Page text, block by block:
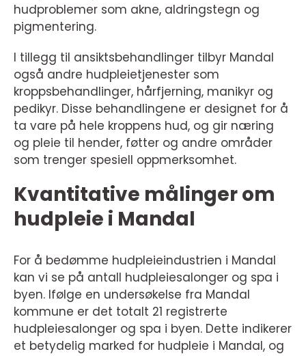
hudproblemer som akne, aldringstegn og
pigmentering.
I tillegg til ansiktsbehandlinger tilbyr Mandal
også andre hudpleietjenester som
kroppsbehandlinger, hårfjerning, manikyr og
pedikyr. Disse behandlingene er designet for å
ta vare på hele kroppens hud, og gir næring
og pleie til hender, føtter og andre områder
som trenger spesiell oppmerksomhet.
Kvantitative målinger om
hudpleie i Mandal
For å bedømme hudpleieindustrien i Mandal
kan vi se på antall hudpleiesalonger og spa i
byen. Ifølge en undersøkelse fra Mandal
kommune er det totalt 21 registrerte
hudpleiesalonger og spa i byen. Dette indikerer
et betydelig marked for hudpleie i Mandal, og